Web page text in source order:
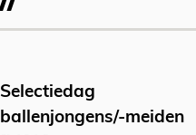
Selectiedag
ballenjongens/-meiden